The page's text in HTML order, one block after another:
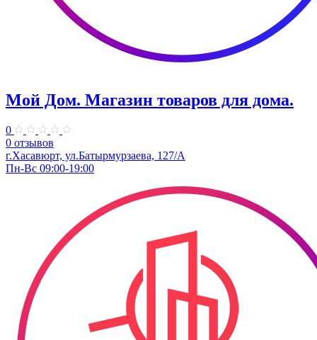
Мой Дом. ​Магазин товаров для дома.
0
0 отзывов
г.Хасавюрт, ул.Батырмурзаева, 127/А
Пн-Вс 09:00-19:00